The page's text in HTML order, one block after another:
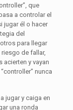
que
a controlar el
jugar él o hacer
del
para llegar
de fallar,
y vayan
nunca
jugar y caiga en
una ronda